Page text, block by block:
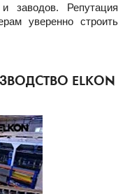
заводов. Репутация
уверенно строить
ELKON